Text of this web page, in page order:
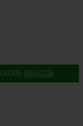
CODE: ERSATZ20